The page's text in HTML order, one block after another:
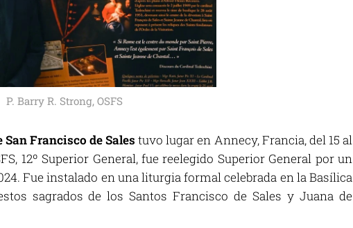
P. Barry R. Strong, OSFS
San Francisco de Sales tuvo lugar en Annecy, Francia, del 15 al
12º Superior General, fue reelegido Superior General por un
Fue instalado en una liturgia formal celebrada en la Basílica
sagrados de los Santos Francisco de Sales y Juana de